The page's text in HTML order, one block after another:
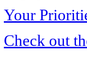
Your
Check out